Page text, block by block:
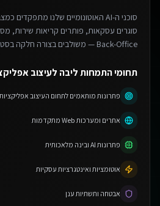
סוגרים עסקאות, פותרים קריאות שירות,
Back-Office — משולבים בצורה חלקה בסטאק הקיים שלכם.
תחומי התמחות ליבה לעיצוב
פתרונות מותאמים לתחום העיצוב אפליקציות
אתרים ומערכות Web מתקדמות
פתרונות AI ובינה מלאכותית
אוטומציות ואינטגרציות עסקיות
אבטחה ותשתיות ענן